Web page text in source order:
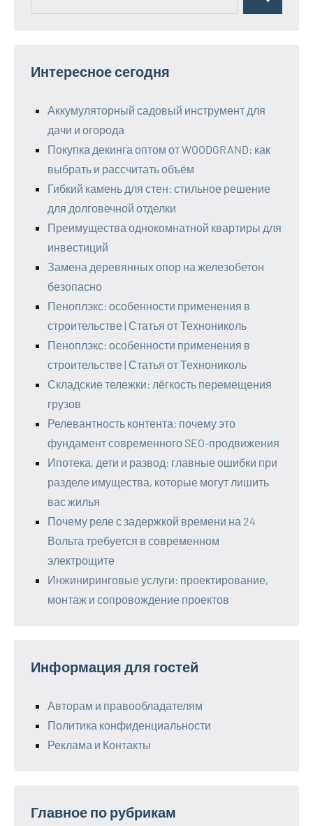
Поиск
Интересное сегодня
Аккумуляторный садовый инструмент для
дачи и огорода
Покупка декинга оптом от WOODGRAND: как
выбрать и рассчитать объём
Гибкий камень для стен: стильное решение
для долговечной отделки
Преимущества однокомнатной квартиры для
инвестиций
Замена деревянных опор на железобетон
безопасно
Пеноплэкс: особенности применения в
строительстве | Статья от Технониколь
Пеноплэкс: особенности применения в
строительстве | Статья от Технониколь
Складские тележки: лёгкость перемещения
грузов
Релевантность контента: почему это
фундамент современного SEO-продвижения
Ипотека, дети и развод: главные ошибки при
разделе имущества, которые могут лишить
вас жилья
Почему реле с задержкой времени на 24
Вольта требуется в современном
электрощите
Инжиниринговые услуги: проектирование,
монтаж и сопровождение проектов
Информация для гостей
Авторам и правообладателям
Политика конфиденциальности
Реклама и Контакты
Главное по рубрикам